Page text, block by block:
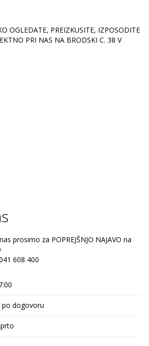
OGLEDATE, PREIZKUSITE, IZPOSODITE
PRI NAS NA BRODSKI C. 38 V
prosimo za POPREJŠNJO NAJAVO na
608 400
dogovoru